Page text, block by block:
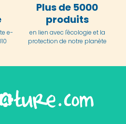
e-
Plus de 5000
produits
en lien avec l'écologie et la
protection de notre planète